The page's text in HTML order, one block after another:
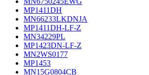
MP1411DH
MN66233LKDNJA
MP1411DH-LF-Z
MN34229PL
MP1423DN-LF-Z
MN2WS0177
MP1453
MN15G0804CB